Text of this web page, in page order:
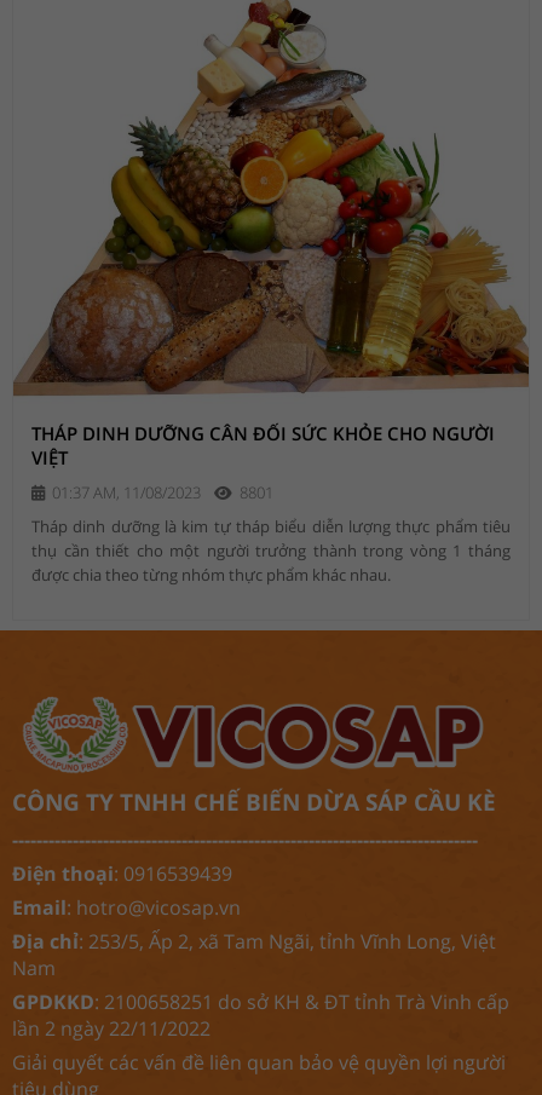
THÁP DINH DƯỠNG CÂN ĐỐI SỨC KHỎE CHO NGƯỜI
VIỆT
01:37 AM, 11/08/2023
8801
Tháp dinh dưỡng là kim tự tháp biểu diễn lượng thực phẩm tiêu
thụ cần thiết cho một người trưởng thành trong vòng 1 tháng
được chia theo từng nhóm thực phẩm khác nhau.
CÔNG TY TNHH CHẾ BIẾN DỪA SÁP CẦU KÈ
-----------------------------------------------------------------------------
Điện thoại: 0916539439
Email: hotro@vicosap.vn
Địa chỉ: 253/5, Ấp 2, xã Tam Ngãi, tỉnh Vĩnh Long, Việt
Nam
GPDKKD: 2100658251 do sở KH & ĐT tỉnh Trà Vinh cấp
lần 2 ngày 22/11/2022
Giải quyết các vấn đề liên quan bảo vệ quyền lợi người
tiêu dùng